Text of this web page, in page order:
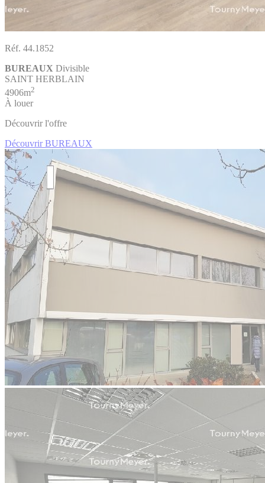
Réf. 44.1852
BUREAUX Divisible
SAINT HERBLAIN
4906m2
À louer
Découvrir l'offre
Découvrir BUREAUX